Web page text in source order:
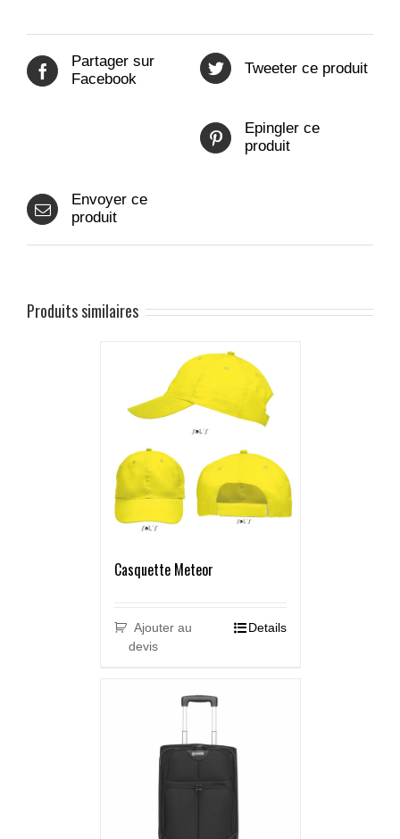
Partager sur
Facebook
Tweeter ce produit
Epingler ce
produit
Envoyer ce
produit
Produits similaires
Casquette Meteor
Ajouter au
devis
Details